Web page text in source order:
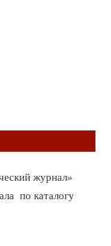
журнал»
по каталогу